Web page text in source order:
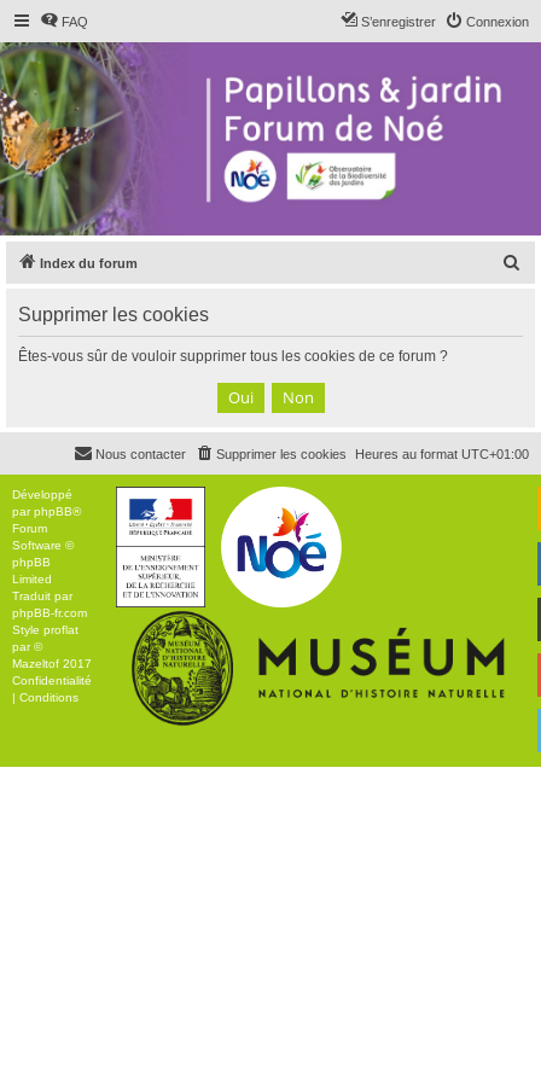
FAQ Connexion
S’enregistrer
Index du forum
c
Supprimer les cookies
Êtes-vous sûr de vouloir supprimer tous les cookies de ce forum ?
Heures au format UTC+01:00
Supprimer les cookies
Nous contacter
Développé
parphpBB®
Forum
Software ©
phpBB
Limited
Traduit par
phpBB-fr.com
Style proflat
par ©
Mazeltof 2017
Confidentialité
| Conditions